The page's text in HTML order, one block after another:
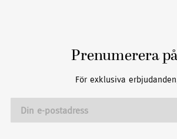
Prenumerera
För exklusiva